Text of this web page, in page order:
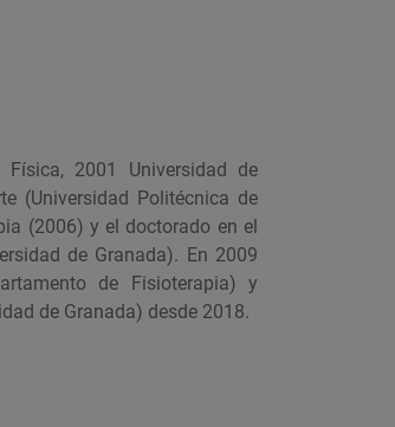
2001 Universidad de
(Universidad Politécnica de
(2006) y el doctorado en el
de Granada). En 2009
de Fisioterapia) y
de Granada) desde 2018.